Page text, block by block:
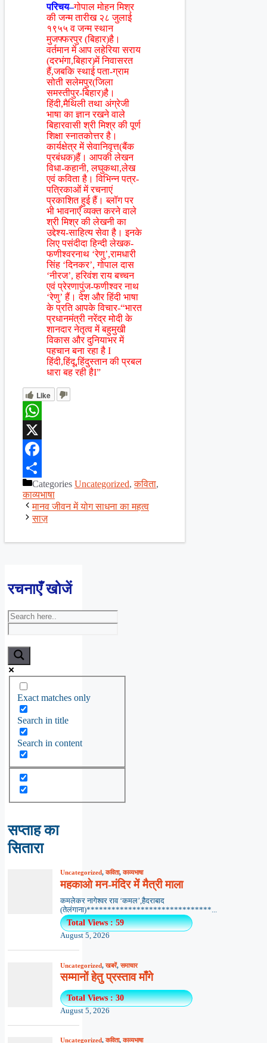
परिचय–गोपाल मोहन मिश्र
की जन्म तारीख २८ जुलाई
१९५५ व जन्म स्थान
मुजफ्फरपुर (बिहार)है।
वर्तमान में आप लहेरिया सराय
(दरभंगा,बिहार)में निवासरत
हैं,जबकि स्थाई पता-ग्राम
सोती सलेमपुर(जिला
समस्तीपुर-बिहार)है।
हिंदी,मैथिली तथा अंग्रेजी
भाषा का ज्ञान रखने वाले
बिहारवासी श्री मिश्र की पूर्ण
शिक्षा स्नातकोत्तर है।
कार्यक्षेत्र में सेवानिवृत्त(बैंक
प्रबंधक)हैं। आपकी लेखन
विधा-कहानी, लघुकथा,लेख
एवं कविता है। विभिन्न पत्र-
पत्रिकाओं में रचनाएं
प्रकाशित हुई हैं। ब्लॉग पर
भी भावनाएँ व्यक्त करने वाले
श्री मिश्र की लेखनी का
उद्देश्य-साहित्य सेवा है। इनके
लिए पसंदीदा हिन्दी लेखक-
फणीश्वरनाथ ‘रेणु’,रामधारी
सिंह ‘दिनकर’, गोपाल दास
‘नीरज’, हरिवंश राय बच्चन
एवं प्रेरणापुंज-फणीश्वर नाथ
‘रेणु’ हैं। देश और हिंदी भाषा
के प्रति आपके विचार-“भारत
प्रधानमंत्री नरेंद्र मोदी के
शानदार नेतृत्व में बहुमुखी
विकास और दुनियाभर में
पहचान बना रहा है I
हिंदी,हिंदू,हिंदुस्तान की प्रबल
धारा बह रही हैI”
Like
WhatsApp
X
Facebook
ShareCategories Uncategorized,कविता,
काव्यभाषा
मानव जीवन में योग साधना का महत्व
साज़
रचनाएँ खोजें
Exact matches only
Search in title
Search in content
सप्ताह का
सितारा
Uncategorized,कविता,काव्यभाषा
महकाओ मन-मंदिर में मैत्री माला
कमलेकर नागेश्वर राव ‘कमल’,हैदराबाद
(तेलंगाना)******************************...
Total Views : 59
August 5, 2026
Uncategorized,खबरें,समाचार
सम्मानों हेतु प्रस्ताव माँगे
Total Views : 30
August 5, 2026
Uncategorized,कविता,काव्यभाषा